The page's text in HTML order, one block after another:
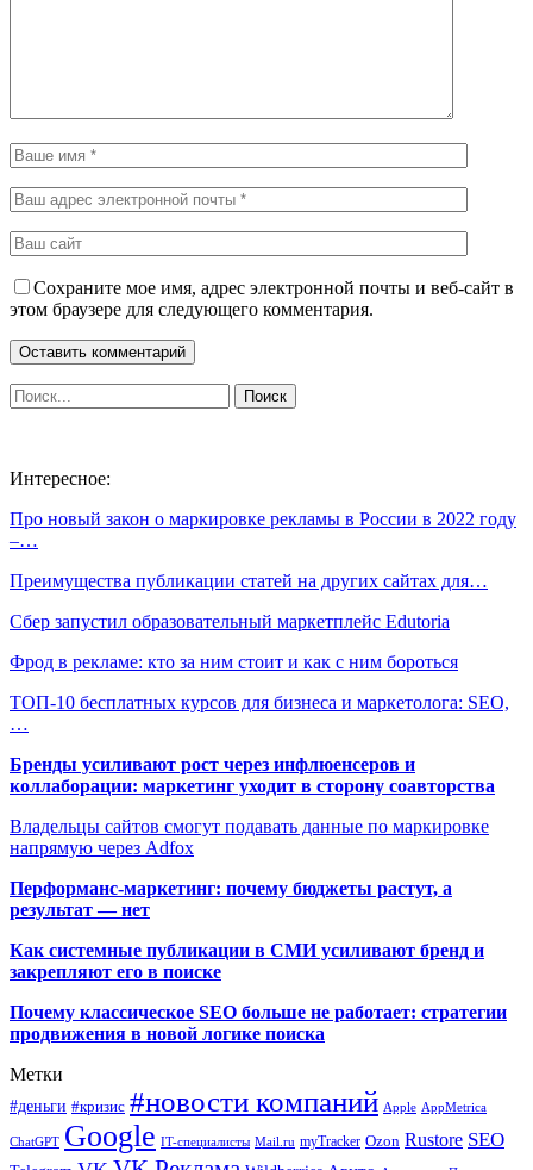
Сохраните мое имя, адрес электронной почты и веб-сайт в
этом браузере для следующего комментария.
Интересное:
Про новый закон о маркировке рекламы в России в 2022 году
–…
Преимущества публикации статей на других сайтах для…
Сбер запустил образовательный маркетплейс Edutoria
Фрод в рекламе: кто за ним стоит и как с ним бороться
ТОП-10 бесплатных курсов для бизнеса и маркетолога: SEO,
…
Бренды усиливают рост через инфлюенсеров и
коллаборации: маркетинг уходит в сторону соавторства
Владельцы сайтов смогут подавать данные по маркировке
напрямую через Adfox
Перформанс-маркетинг: почему бюджеты растут, а
результат — нет
Как системные публикации в СМИ усиливают бренд и
закрепляют его в поиске
Почему классическое SEO больше не работает: стратегии
продвижения в новой логике поиска
Метки
#деньги #кризис #новости компаний Apple AppMetrica
ChatGPT Google IT-специалисты Mail.ru myTracker Ozon Rustore SEO